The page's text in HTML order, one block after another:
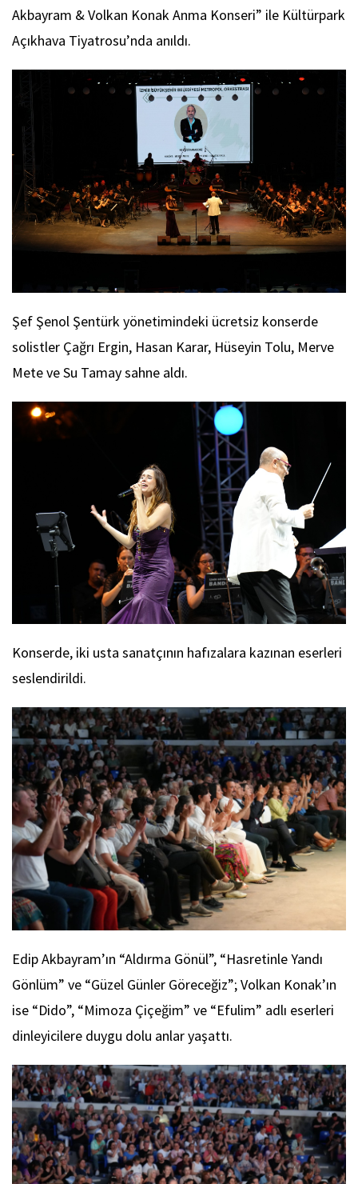
Akbayram & Volkan Konak Anma Konseri” ile Kültürpark
Açıkhava Tiyatrosu’nda anıldı.
Şef Şenol Şentürk yönetimindeki ücretsiz konserde
solistler Çağrı Ergin, Hasan Karar, Hüseyin Tolu, Merve
Mete ve Su Tamay sahne aldı.
Konserde, iki usta sanatçının hafızalara kazınan eserleri
seslendirildi.
Edip Akbayram’ın “Aldırma Gönül”, “Hasretinle Yandı
Gönlüm” ve “Güzel Günler Göreceğiz”; Volkan Konak’ın
ise “Dido”, “Mimoza Çiçeğim” ve “Efulim” adlı eserleri
dinleyicilere duygu dolu anlar yaşattı.